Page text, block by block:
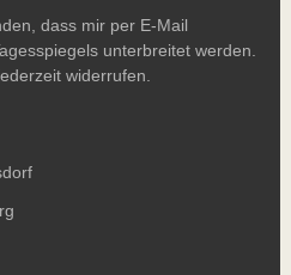
dass mir per E-Mail
unterbreitet werden.
widerrufen.